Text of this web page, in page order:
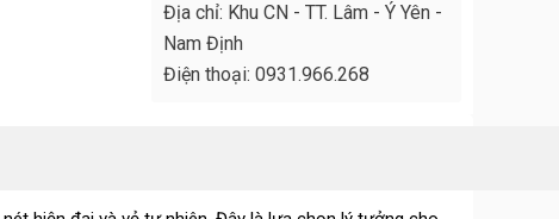
Địa chỉ: Khu CN - TT. Lâm - Ý Yên -
Nam Định
Điện thoại: 0931.966.268